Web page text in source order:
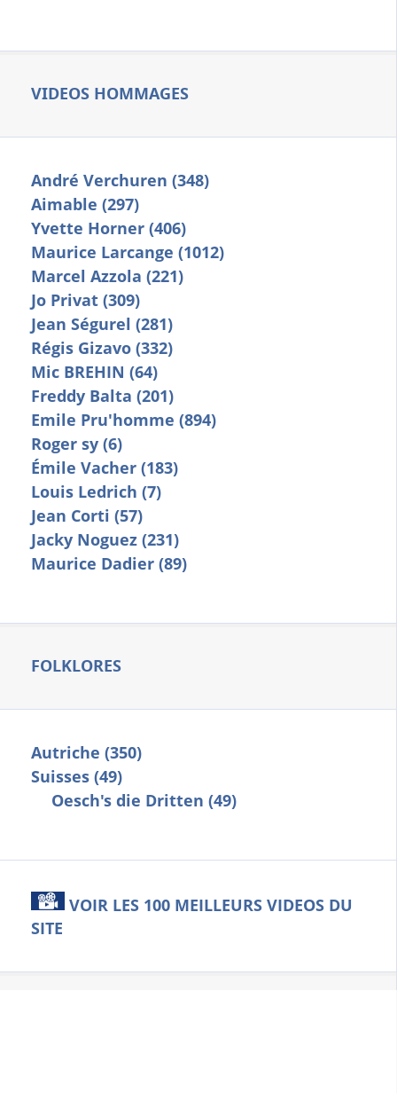
VIDEOS HOMMAGES
André Verchuren (348)
Aimable (297)
Yvette Horner (406)
Maurice Larcange (1012)
Marcel Azzola (221)
Jo Privat (309)
Jean Ségurel (281)
Régis Gizavo (332)
Mic BREHIN (64)
Freddy Balta (201)
Emile Pru'homme (894)
Roger sy (6)
Émile Vacher (183)
Louis Ledrich (7)
Jean Corti (57)
Jacky Noguez (231)
Maurice Dadier (89)
FOLKLORES
Autriche (350)
Suisses (49)
Oesch's die Dritten (49)
VOIR LES 100 MEILLEURS VIDEOS DU
SITE